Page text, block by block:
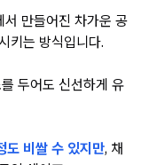
서 만들어진 차가운 공
키는 방식입니다.
두어도 신선하게 유
도 비쌀 수 있지만, 채